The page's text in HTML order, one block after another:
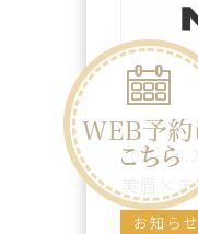
2025.05.20
美眉×ま
お知らせ